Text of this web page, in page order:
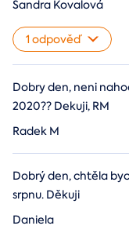
Sandra Kovalová
1 odpověď
Dobry den, neni
2020?? Dekuji, RM
Radek M
Dobrý den, chtěla
srpnu. Děkuji
Daniela